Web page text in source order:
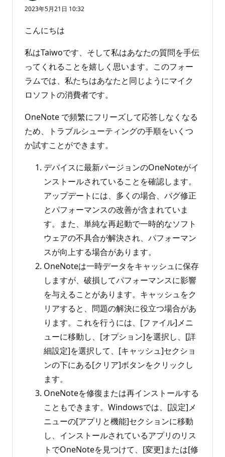
2023年5月21日 10:32
こんにちは
私はTaiwoです、そして私はあなたの質問を手伝
ってくれることを嬉しく思います。このフォー
ラムでは、私たちはあなたと同じようにマイク
ロソフトの消費者です。
OneNote で頻繁にフリーズして応答しなくなる
ため、トラブルシューティングの手順をいくつ
か試すことができます。
デバイスに最新バージョンのOneNoteがイ
ンストールされていることを確認します。
アップデートには、多くの場合、バグ修正
とパフォーマンスの改善が含まれていま
す。また、単純な再起動で一時的なソフト
ウェアの不具合が解決され、パフォーマン
スが向上する場合があります。
OneNoteは一時データをキャッシュに保存
しますが、破損してパフォーマンスに影響
を与えることがあります。キャッシュをク
リアすると、問題の解決に役立つ場合があ
ります。これを行うには、[ファイル]メニ
ューに移動し、[オプション]を選択し、[詳
細設定]を選択して、[キャッシュ]セクショ
ンの下にある[クリア]ボタンをクリックし
ます。
OneNoteを修復または再インストールする
こともできます。Windowsでは、[設定]メ
ニューの[アプリと機能]セクションに移動
し、インストールされているアプリのリス
トでOneNoteを見つけて、[変更]または[修